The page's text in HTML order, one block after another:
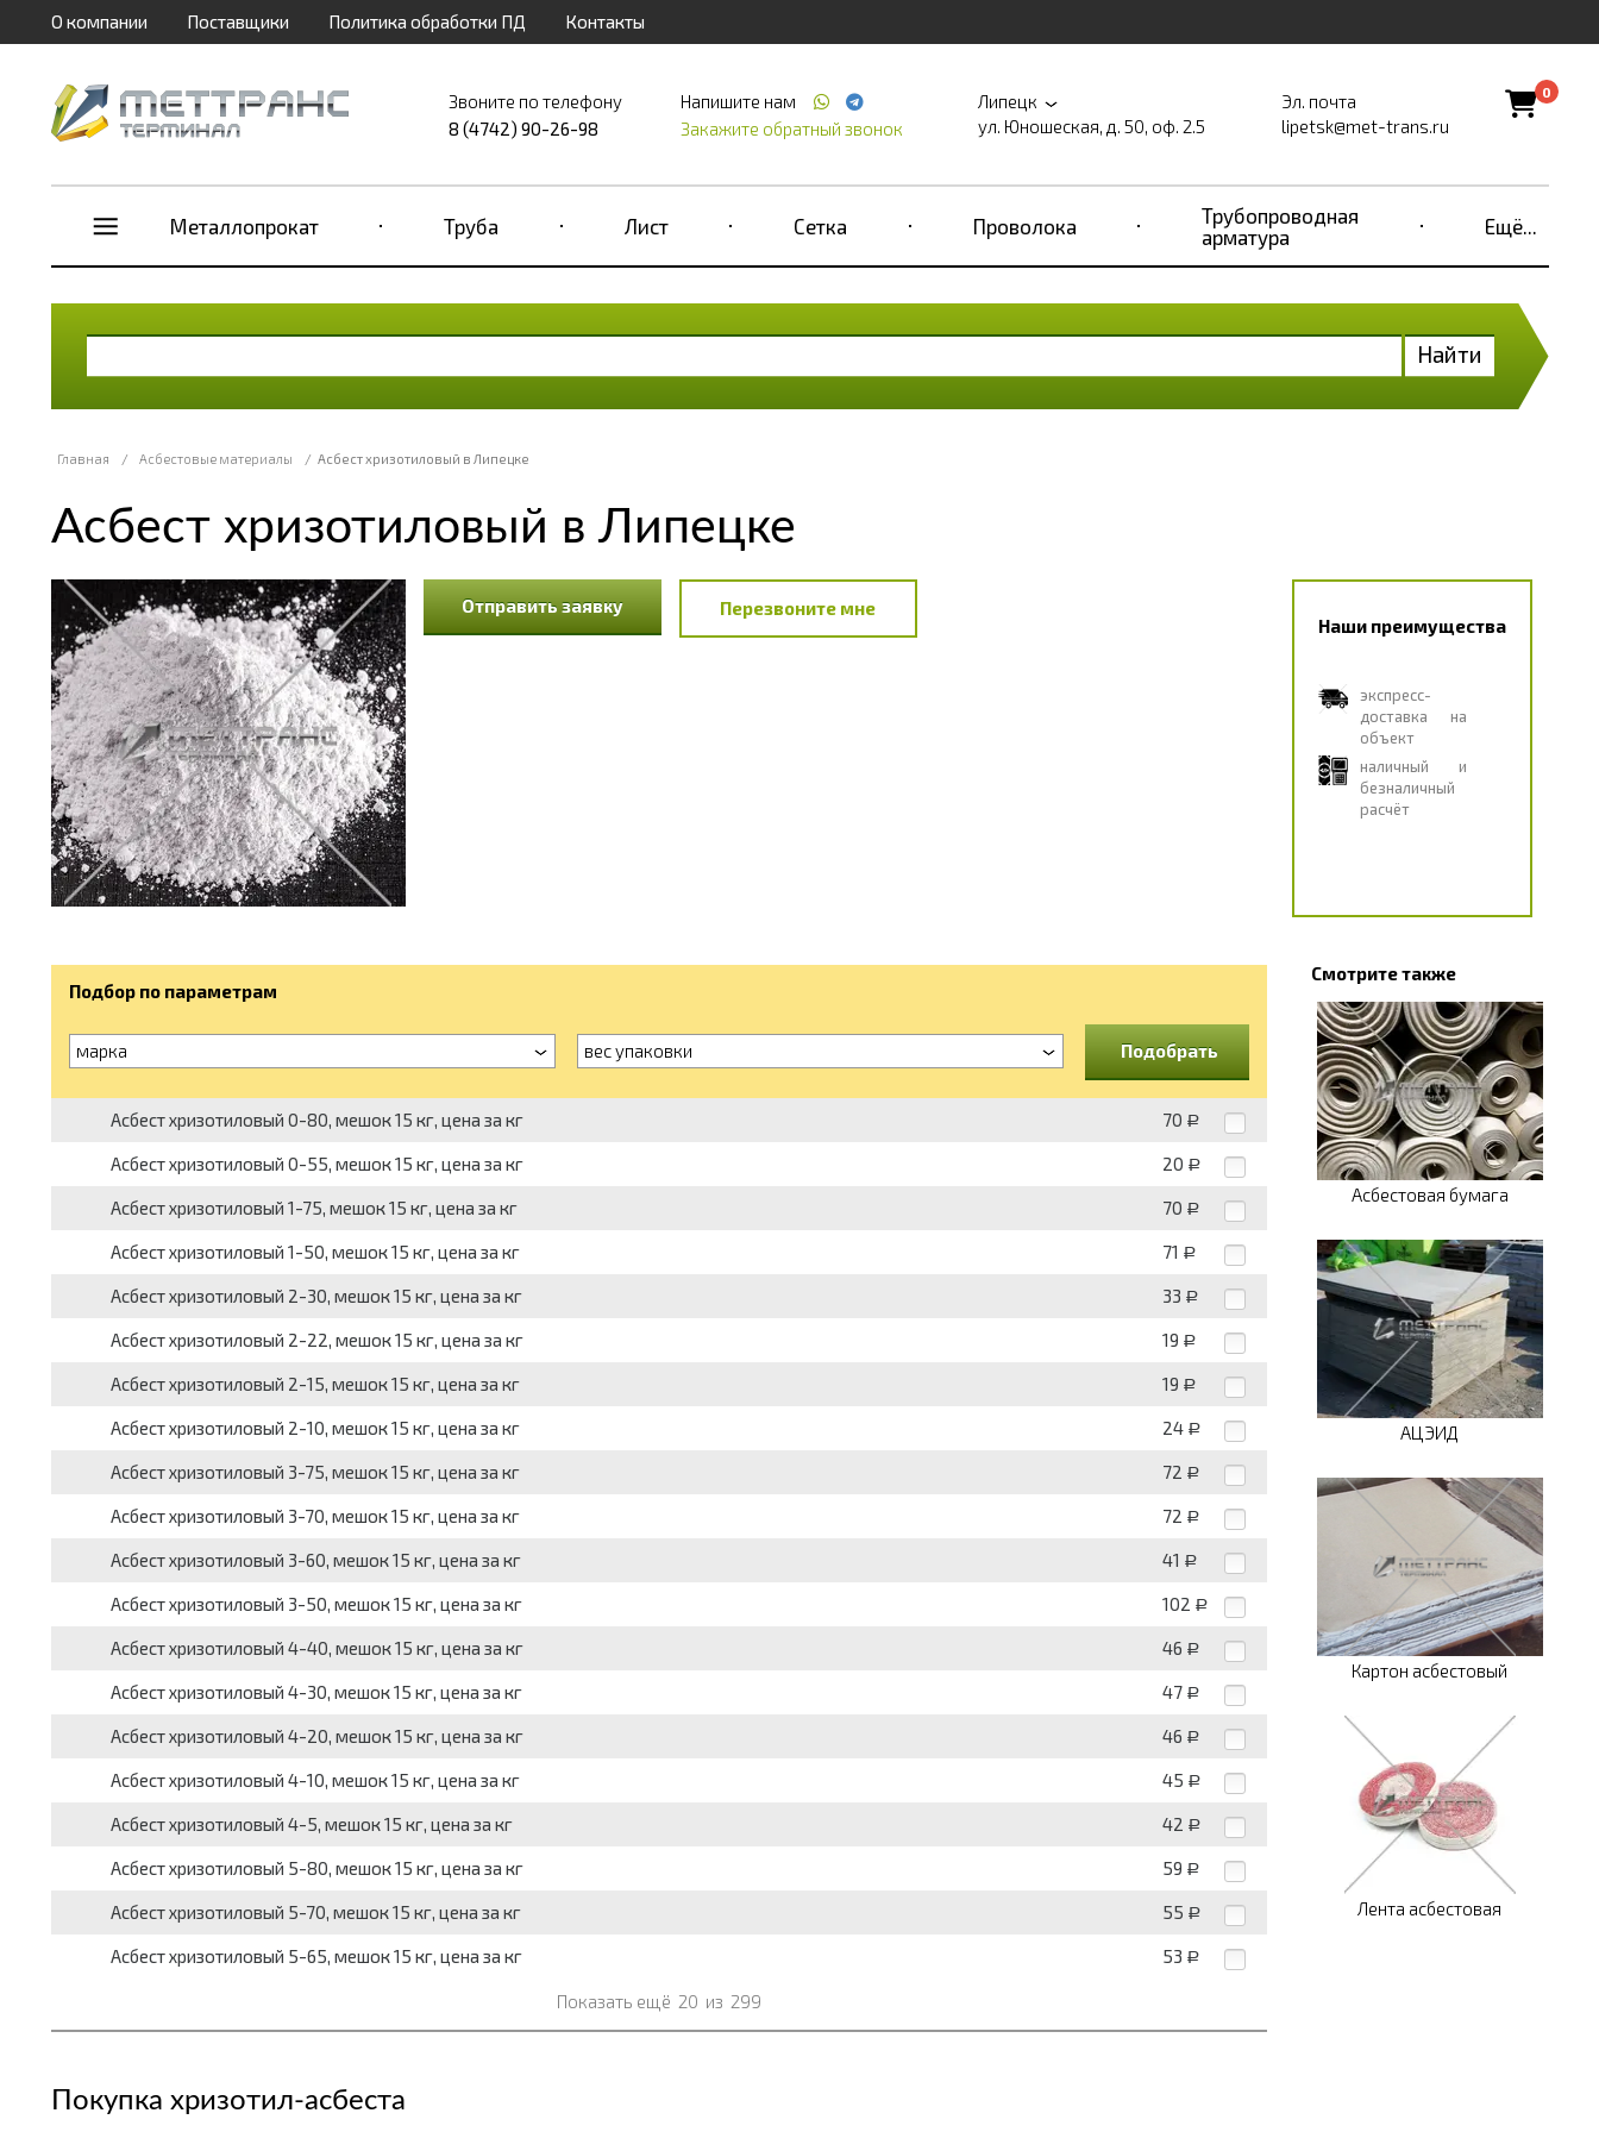
О компании Поставщики Политика обработки ПД Контакты
Звоните по телефону
8 (4742) 90-26-98
Напишите нам
Закажите обратный звонок
Липецк
ул. Юношеская, д. 50, оф. 2.5
Эл. почта
lipetsk@met-trans.ru
0
Металлопрокат Труба Лист Сетка Проволока
Трубопроводная
арматура
Ещё...
Найти
Главная / Асбестовые материалы / Асбест хризотиловый в Липецке
Асбест хризотиловый в Липецке
Отправить заявку
Перезвоните мне
Наши преимущества
экспресс-
доставка на
объект
наличный и
безналичный
расчёт
Подбор по параметрам
марка вес упаковки Подобрать
Асбест хризотиловый 0-80, мешок 15 кг, цена за кг 70 Р
Асбест хризотиловый 0-55, мешок 15 кг, цена за кг 20 Р
Асбест хризотиловый 1-75, мешок 15 кг, цена за кг 70 Р
Асбест хризотиловый 1-50, мешок 15 кг, цена за кг 71 Р
Асбест хризотиловый 2-30, мешок 15 кг, цена за кг 33 Р
Асбест хризотиловый 2-22, мешок 15 кг, цена за кг 19 Р
Асбест хризотиловый 2-15, мешок 15 кг, цена за кг 19 Р
Асбест хризотиловый 2-10, мешок 15 кг, цена за кг 24 Р
Асбест хризотиловый 3-75, мешок 15 кг, цена за кг 72 Р
Асбест хризотиловый 3-70, мешок 15 кг, цена за кг 72 Р
Асбест хризотиловый 3-60, мешок 15 кг, цена за кг 41 Р
Асбест хризотиловый 3-50, мешок 15 кг, цена за кг 102 Р
Асбест хризотиловый 4-40, мешок 15 кг, цена за кг 46 Р
Асбест хризотиловый 4-30, мешок 15 кг, цена за кг 47 Р
Асбест хризотиловый 4-20, мешок 15 кг, цена за кг 46 Р
Асбест хризотиловый 4-10, мешок 15 кг, цена за кг 45 Р
Асбест хризотиловый 4-5, мешок 15 кг, цена за кг 42 Р
Асбест хризотиловый 5-80, мешок 15 кг, цена за кг 59 Р
Асбест хризотиловый 5-70, мешок 15 кг, цена за кг 55 Р
Асбест хризотиловый 5-65, мешок 15 кг, цена за кг 53 Р
Показать ещё 20 из 299
Покупка хризотил-асбеста
Смотрите также
Асбестовая бумага
АЦЭИД
Картон асбестовый
Лента асбестовая